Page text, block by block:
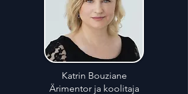
Katrin Bouziane
Ärimentor ja koolitaja